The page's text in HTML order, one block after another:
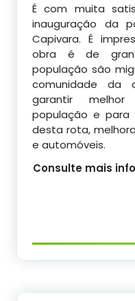
É com muita
inauguração da
Capivara. É
obra é de
população são
comunidade da
garantir
população e para
desta rota,
e automóveis.
Consulte mais